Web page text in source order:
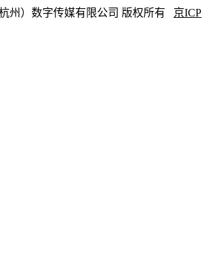
州）数字传媒有限公司 版权所有
京ICP